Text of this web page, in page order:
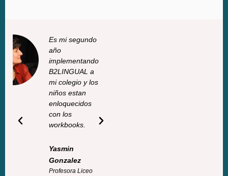
Es mi segundo
año
implementando
B2LINGUAL a
mi colegio y los
niños estan
enloquecidos
con los
workbooks.
Yasmin
Gonzalez
Profesora Liceo